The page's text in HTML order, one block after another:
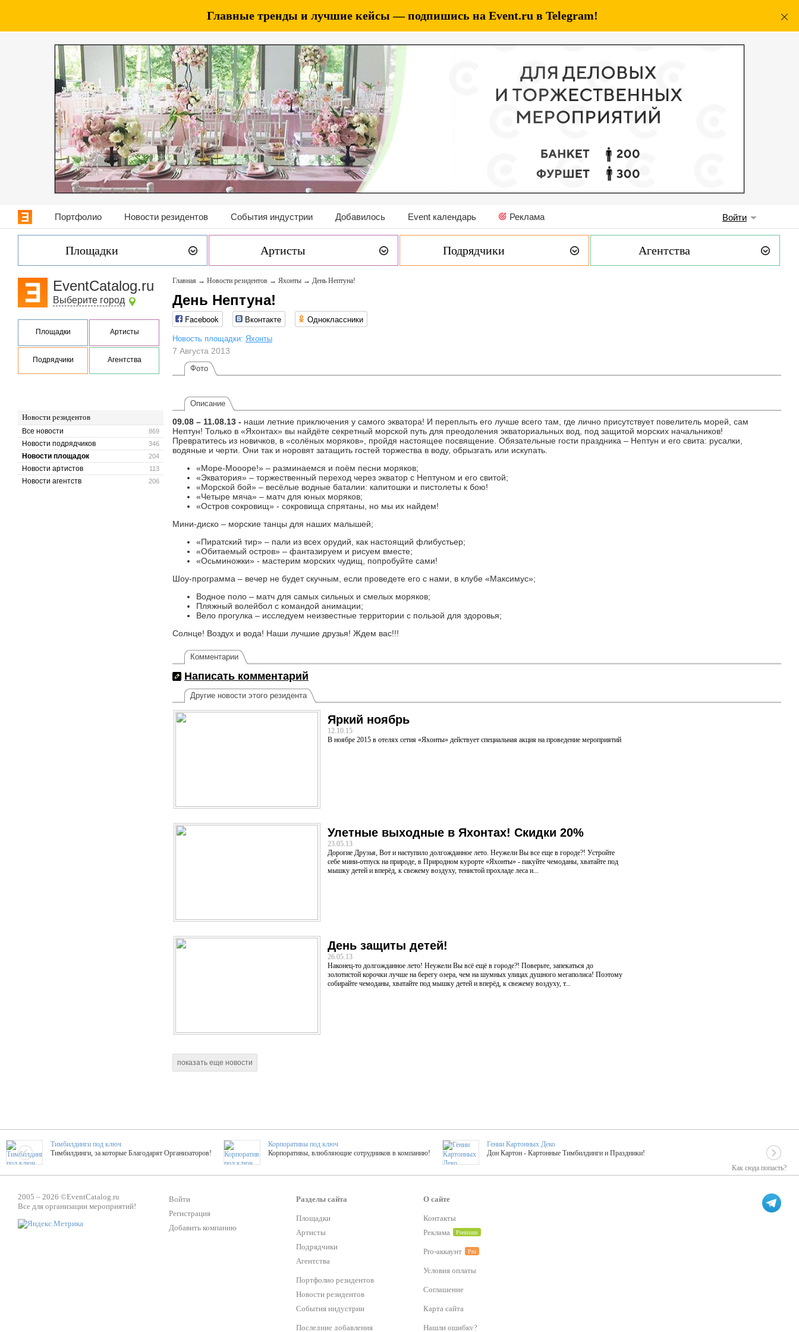
Главные тренды и лучшие кейсы — подпишись на Event.ru в Telegram!
Портфолио Новости резидентов События индустрии Добавилось Event календарь Реклама Войти
Площадки Артисты Подрядчики Агентства
EventCatalog.ru
Выберите город
Площадки Артисты
Подрядчики Агентства
Новости резидентов
869
Все новости
346
Новости подрядчиков
204
Новости площадок
113
Новости артистов
206
Новости агентств
Главная → Новости резидентов → Яхонты → День Нептуна!
День Нептуна!
Facebook Вконтакте Одноклассники
Новость площадки: Яхонты
7 Августа 2013
Фото
Описание
09.08 – 11.08.13 - наши летние приключения у самого экватора! И переплыть его лучше всего там, где лично присутствует повелитель морей, сам
Нептун! Только в «Яхонтах» вы найдёте секретный морской путь для преодоления экваториальных вод, под защитой морских начальников!
Превратитесь из новичков, в «солёных моряков», пройдя настоящее посвящение. Обязательные гости праздника – Нептун и его свита: русалки,
водяные и черти. Они так и норовят затащить гостей торжества в воду, обрызгать или искупать.
«Море-Моооре!» – разминаемся и поём песни моряков;
«Экватория» – торжественный переход через экватор с Нептуном и его свитой;
«Морской бой» – весёлые водные баталии: капитошки и пистолеты к бою!
«Четыре мяча» – матч для юных моряков;
«Остров сокровищ» - сокровища спрятаны, но мы их найдем!
Мини-диско – морские танцы для наших малышей;
«Пиратский тир» – пали из всех орудий, как настоящий флибустьер;
«Обитаемый остров» – фантазируем и рисуем вместе;
«Осьминожки» - мастерим морских чудищ, попробуйте сами!
Шоу-программа – вечер не будет скучным, если проведете его с нами, в клубе «Максимус»;
Водное поло – матч для самых сильных и смелых моряков;
Пляжный волейбол с командой анимации;
Вело прогулка – исследуем неизвестные территории с пользой для здоровья;
Солнце! Воздух и вода! Наши лучшие друзья! Ждем вас!!!
Комментарии
Написать комментарий
Другие новости этого резидента
Яркий ноябрь
12.10.15
В ноябре 2015 в отелях сетия «Яхонты» действует специальная акция на проведение мероприятий
Улетные выходные в Яхонтах! Скидки 20%
23.05.13
Дорогие Друзья, Вот и наступило долгожданное лето. Неужели Вы все еще в городе?! Устройте
себе мини-отпуск на природе, в Природном курорте «Яхонты» - пакуйте чемоданы, хватайте под
мышку детей и вперёд, к свежему воздуху, тенистой прохладе леса и...
День защиты детей!
26.05.13
Наконец-то долгожданное лето! Неужели Вы всё ещё в городе?! Поверьте, запекаться до
золотистой корочки лучше на берегу озера, чем на шумных улицах душного мегаполиса! Поэтому
собирайте чемоданы, хватайте под мышку детей и вперёд, к свежему воздуху, т...
показать еще новости
Как сюда попасть?
Тимбилдинги под ключ
Тимбилдинги, за которые Благодарят Организаторов!
Корпоративы под ключ
Корпоративы, влюбляющие сотрудников в компанию!
Гении Картонных Деко
Дон Картон - Картонные Тимбилдинги и Праздники!
ТОПовые мастер-классы на мероприятие! Гибкие цены!
Более 420 мастер-классов на выезде на мероприятие!
Мастер-классы
ТОП 25 активностей! Смета за 15 минут!
Букинг компания №1
Темпераментные балканские хиты от Паши Парфения!
BAR-STREET™
2005 – 2026 ©EventCatalog.ru
Все для организации мероприятий!
Войти
Регистрация
Добавить компанию
Разделы сайта
Площадки
Артисты
Подрядчики
Агентства
Портфолио резидентов
Новости резидентов
События индустрии
Последние добавления
О сайте
Контакты
Реклама
Premium
Pro-аккаунт Pro
Условия оплаты
Соглашение
Карта сайта
Нашли ошибку?